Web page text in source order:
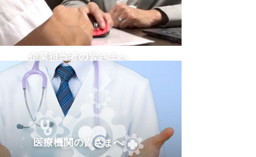
企業担当者の皆さまへ
医療機関の皆さまへ